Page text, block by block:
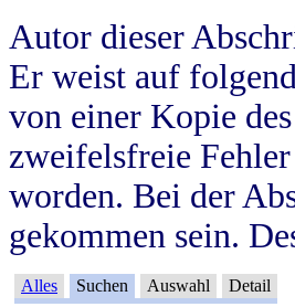
Autor dieser
Er weist auf
von einer Kopie
zweifelsfreie
worden. Bei der
gekommen sein.
Alles Suchen Auswahl Detail